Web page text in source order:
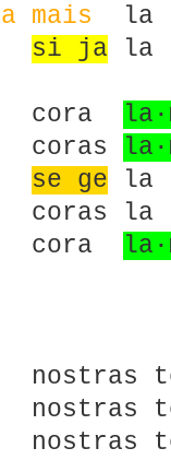
mais la
si ja la
coras
se ge la
la
nostras